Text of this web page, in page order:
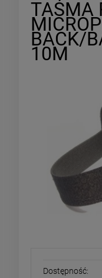
TAŚMA
BACK/
10M
Dostępność: